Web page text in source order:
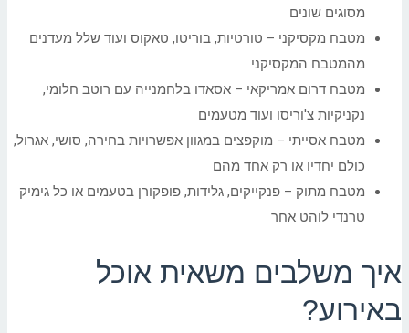
מסוגים שונים
מטבח מקסיקני – טורטיות, בוריטו, טאקוס ועוד שלל מעדנים
מהמטבח המקסיקני
מטבח דרום אמריקאי – אסאדו בלחמנייה עם רוטב חלומי,
נקניקיות צ'וריסו ועוד מטעמים
מטבח אסייתי – מוקפצים במגוון אפשרויות בחירה, סושי, אגרול,
כולם יחדיו או רק אחד מהם
מטבח מתוק – פנקייקים, גלידות, פופקורן בטעמים או כל גימיק
טרנדי לוהט אחר
איך משלבים משאית אוכל
באירוע?